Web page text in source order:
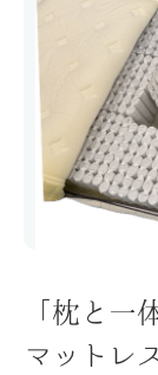
「枕と一
マットレ